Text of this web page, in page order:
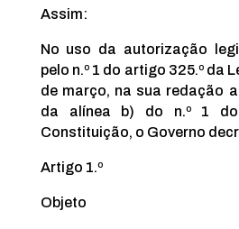
Assim:
No uso da autorização
pelo n.º 1 do artigo 325.º da
de março, na sua redação
da alínea b) do n.º 1
Constituição, o Governo
Artigo 1.º
Objeto